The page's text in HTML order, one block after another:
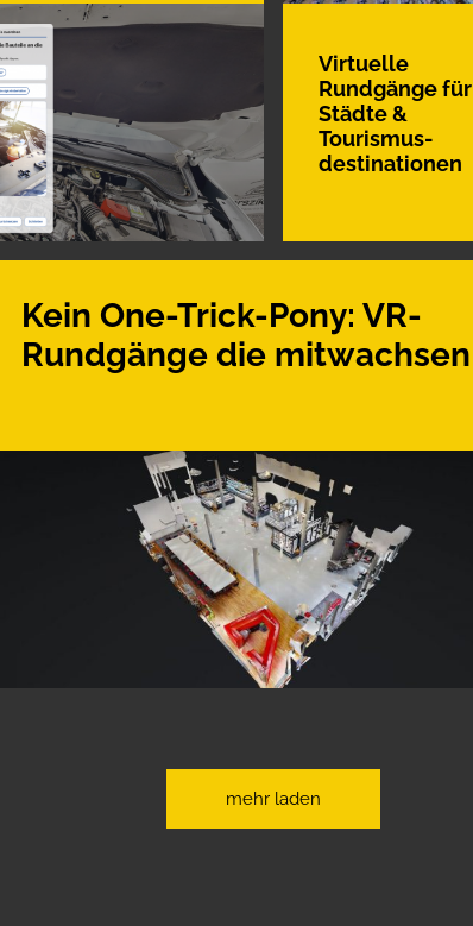
Virtuelle
Rundgänge für
Städte &
Tourismus­
destinationen
Kein One-Trick-Pony: VR-
Rundgänge die mitwachsen
mehr laden